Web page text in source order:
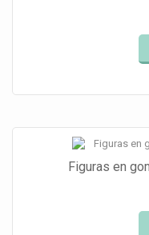
Figuras en